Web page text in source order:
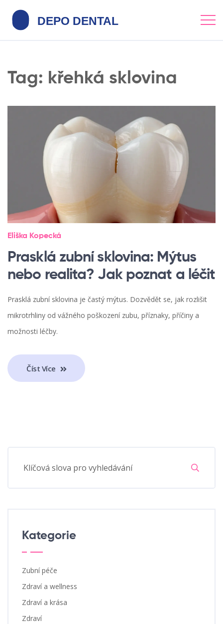
Tag: křehká sklovina
Eliška Kopecká
Prasklá zubní sklovina: Mýtus
nebo realita? Jak poznat a léčit
Prasklá zubní sklovina je častý mýtus. Dozvědět se, jak rozlišit
mikrotrhliny od vážného poškození zubu, příznaky, příčiny a
možnosti léčby.
Číst Více
Kategorie
Zubní péče
Zdraví a wellness
Zdraví a krása
Zdraví